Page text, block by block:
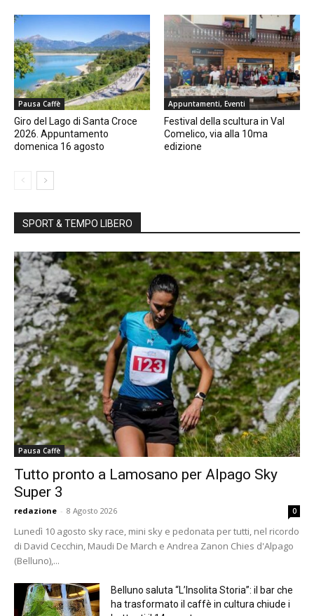
Pausa Caffè
Giro del Lago di Santa Croce
2026. Appuntamento
domenica 16 agosto
Appuntamenti, Eventi
Festival della scultura in Val
Comelico, via alla 10ma
edizione
SPORT & TEMPO LIBERO
Pausa Caffè
Tutto pronto a Lamosano per Alpago Sky
Super 3
redazione - 8 Agosto 2026 0
Lunedì 10 agosto sky race, mini sky e pedonata per tutti, nel ricordo
di David Cecchin, Maudi De March e Andrea Zanon Chies d'Alpago
(Belluno),...
Belluno saluta “L’Insolita Storia”: il bar che
ha trasformato il caffè in cultura chiude i